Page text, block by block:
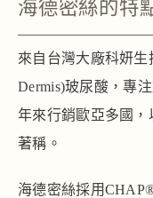
海德密絲的特
來自台灣大廠科妍
Dermis)玻尿酸，專
年來行銷歐亞多國
著稱。
海德密絲採用